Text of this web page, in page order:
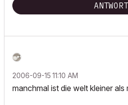
‎2006-09-15 11:10 AM
manchmal ist die welt kleiner als